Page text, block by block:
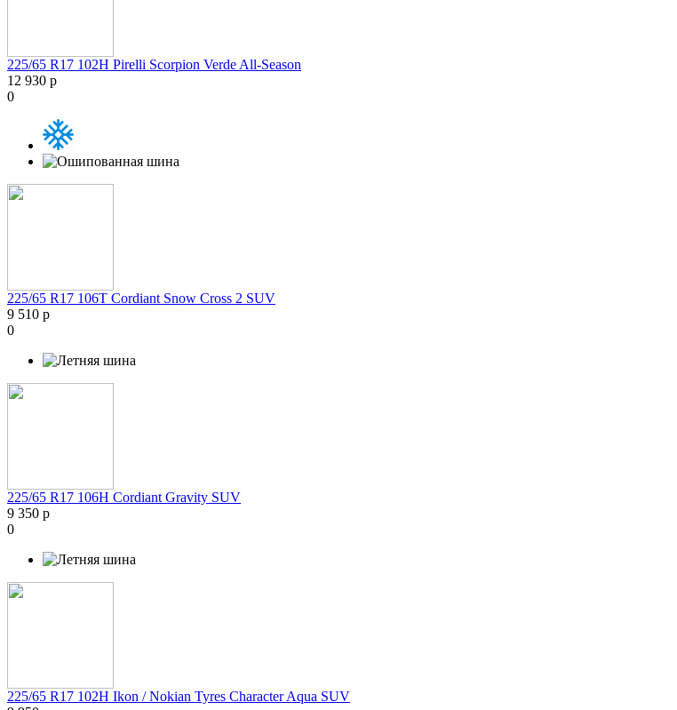
225/65 R17 102H Pirelli Scorpion Verde All-Season
12 930 р
0
225/65 R17 106T Cordiant Snow Cross 2 SUV
9 510 р
0
225/65 R17 106H Cordiant Gravity SUV
9 350 р
0
225/65 R17 102H Ikon / Nokian Tyres Character Aqua SUV